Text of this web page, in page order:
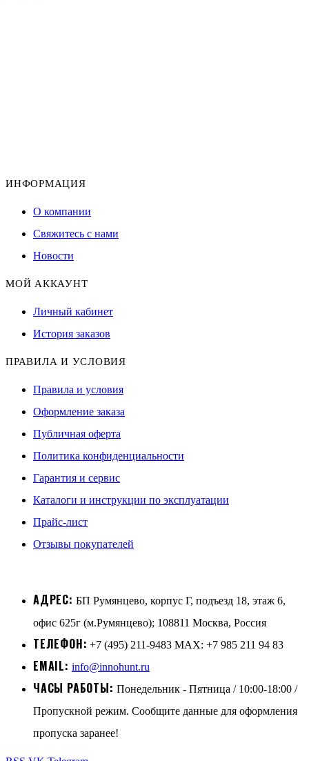
ИНФОРМАЦИЯ
О компании
Свяжитесь с нами
Новости
МОЙ АККАУНТ
Личный кабинет
История заказов
ПРАВИЛА И УСЛОВИЯ
Правила и условия
Оформление заказа
Публичная оферта
Политика конфиденциальности
Гарантия и сервис
Каталоги и инструкции по эксплуатации
Прайс-лист
Отзывы покупателей
АДРЕС: БП Румянцево, корпус Г, подъезд 18, этаж 6,
офис 625г (м.Румянцево); 108811 Москва, Россия
ТЕЛЕФОН: +7 (495) 211-9483 MAX: +7 985 211 94 83
EMAIL: info@innohunt.ru
ЧАСЫ РАБОТЫ: Понедельник - Пятница / 10:00-18:00 /
Пропускной режим. Сообщите данные для оформления
пропуска заранее!